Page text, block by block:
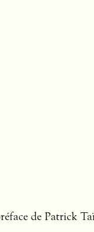
de Patrick